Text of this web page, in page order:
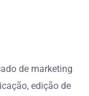
de marketing
edição de